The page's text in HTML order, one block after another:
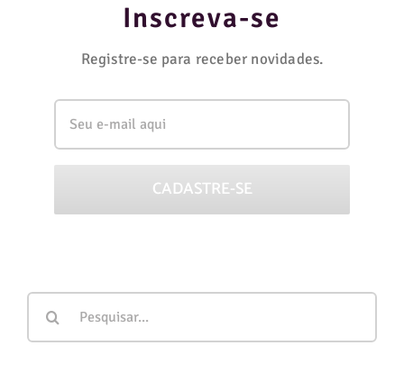
Inscreva-se
Registre-se para receber novidades.